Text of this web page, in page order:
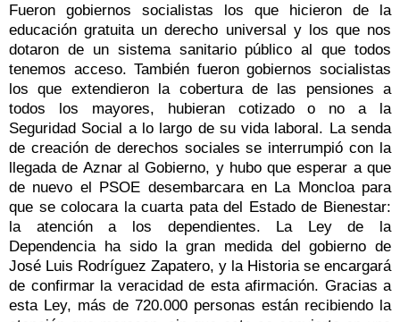
Fueron gobiernos socialistas los que hicieron de la
educación gratuita un derecho universal y los que nos
dotaron de un sistema sanitario público al que todos
tenemos acceso. También fueron gobiernos socialistas
los que extendieron la cobertura de las pensiones a
todos los mayores, hubieran cotizado o no a la
Seguridad Social a lo largo de su vida laboral. La senda
de creación de derechos sociales se interrumpió con la
llegada de Aznar al Gobierno, y hubo que esperar a que
de nuevo el PSOE desembarcara en La Moncloa para
que se colocara la cuarta pata del Estado de Bienestar:
la atención a los dependientes. La Ley de la
Dependencia ha sido la gran medida del gobierno de
José Luis Rodríguez Zapatero, y la Historia se encargará
de confirmar la veracidad de esta afirmación. Gracias a
esta Ley, más de 720.000 personas están recibiendo la